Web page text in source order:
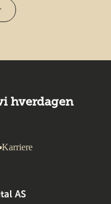
hverdagen
Karriere
AS